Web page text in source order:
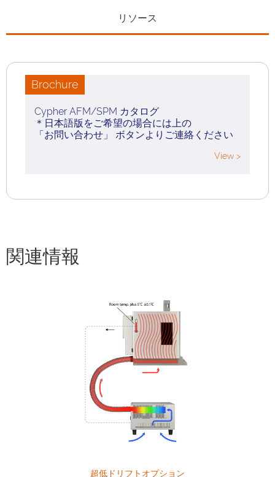
リソース
Brochure
Cypher AFM/SPM カタログ
＊日本語版をご希望の場合には上の
「お問い合わせ」 ボタンよりご連絡ください
View >
関連情報
超低ドリフトオプション